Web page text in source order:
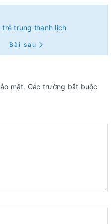
trẻ trung thanh lịch
Bài sau
mật. Các trường bắt buộc